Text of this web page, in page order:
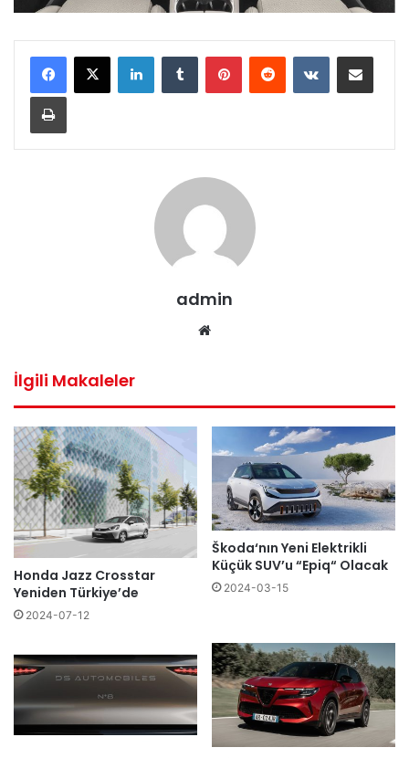
LinkedInTumblr PinterestReddit VKontakteE-Posta ile paylaş
Yazdır
admin
İlgili Makaleler
Honda Jazz Crosstar
Yeniden Türkiye’de
2024-07-12
Škoda‘nın Yeni Elektrikli
Küçük SUV’u “Epiq“ Olacak
2024-03-15